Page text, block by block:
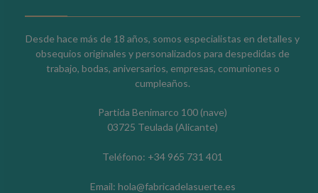
Desde hace más de 18 años, somos especialistas en detalles y
obsequios originales y personalizados para despedidas de
trabajo, bodas, aniversarios, empresas, comuniones o
cumpleaños.
Partida Benimarco 100 (nave)
03725 Teulada (Alicante)
Teléfono: +34 965 731 401
Email: hola@fabricadelasuerte.es